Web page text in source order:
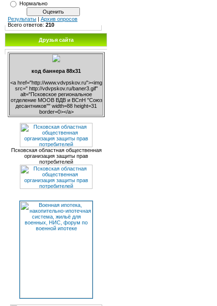
Нормально
Результаты | Архив опросов
Всего ответов: 210
Друзья сайта
код баннера 88х31
<a href="http://www.vdvpskov.ru"><img
src=" http://vdvpskov.ru/baner3.gif"
alt="Псковское региональное
отделение МООВ ВДВ и ВСпН "Союз
десантников"" width=88 height=31
border=0></a>
Псковская областная общественная
организация защиты прав
потребителей